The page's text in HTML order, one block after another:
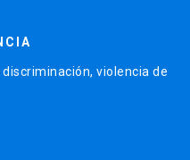
violencia de